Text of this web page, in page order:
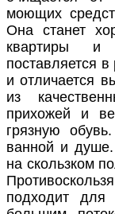
моющих
Она станет
квартиры и
поставляется
и отличается
из
прихожей и
грязную
ванной и душе.
на скользком
подходит для